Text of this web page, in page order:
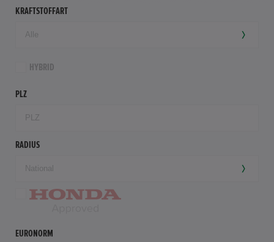
KRAFTSTOFFART
HYBRID
PLZ
RADIUS
EURONORM